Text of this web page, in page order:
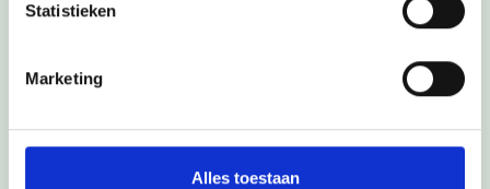
Statistieken
Marketing
Alles toestaan
Privacybeleid*